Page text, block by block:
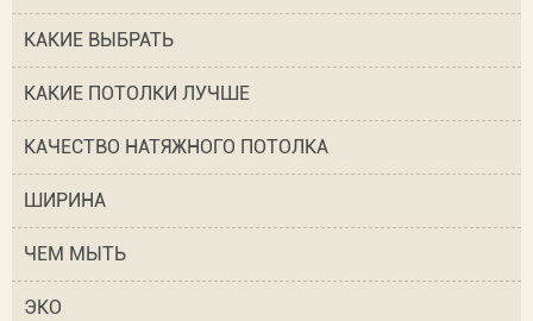
КАКИЕ ВЫБРАТЬ
КАКИЕ ПОТОЛКИ ЛУЧШЕ
КАЧЕСТВО НАТЯЖНОГО ПОТОЛКА
ШИРИНА
ЧЕМ МЫТЬ
ЭКО